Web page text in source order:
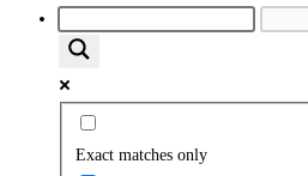
Exact matches only